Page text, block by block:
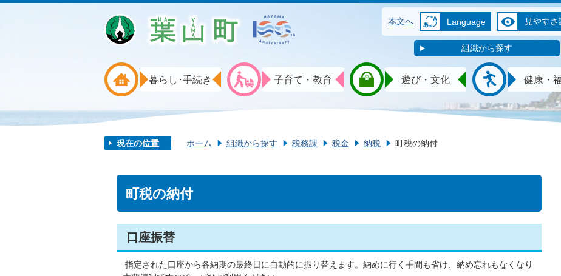
本文へ Language 見やすさ
組織から探す
暮らし･手続き 子育て・教育 遊び・文化 健康・
現在の位置 ホーム 組織から探す 税務課 税金 納税 町税の納付
町税の納付
口座振替
指定された口座から各納期の最終日に自動的に振り替えます。納めに行く手間も省け、納め忘れもなくなり